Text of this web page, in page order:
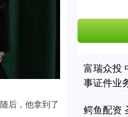
后，他拿到了
富瑞众投
事证件业
鳄鱼配资